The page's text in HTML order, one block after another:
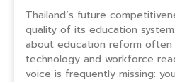
Thailand’s future
quality of its education
about education reform often
technology and workforce
voice is frequently missing: